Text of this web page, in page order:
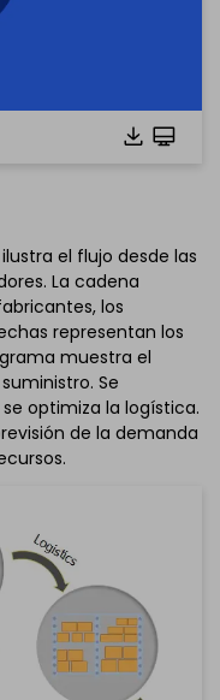
esta plantilla.
en EdrawMax.
EdrawMax
se encuentra
en líneagratis desde
a continuación.
el flujo desde las
La cadena
los
representan los
muestra el
Se
optimiza la logística.
de la demanda